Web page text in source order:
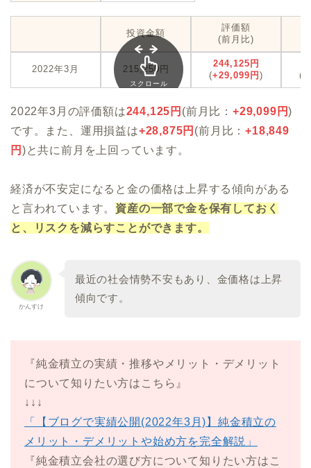
投資金額
評価額
(前月比)
2022年3月 215,250円
244,125円
(+29,099円)
(
スクロール
2022年3月の評価額は244,125 円 (前月比：+29,099 円)
です。また、運用損益は+28,875円 (前月比：+18,849
円 )と共に前月を上回っています。
経済が不安定になると金の価格は上昇する傾向がある
と言われています。 資産の一部で金を保有しておく
と、リスクを減らすことができます。
かんすけ
最近の社会情勢不安もあり、金価格は上昇
傾向です。
『純金積立の実績・推移やメリット・デメリット
について知りたい方はこちら』
↓↓↓
「【ブログで実績公開(2022年3月)】純金積立の
メリット・デメリットや始め方を完全解説」
『純金積立会社の選び方について知りたい方はこ